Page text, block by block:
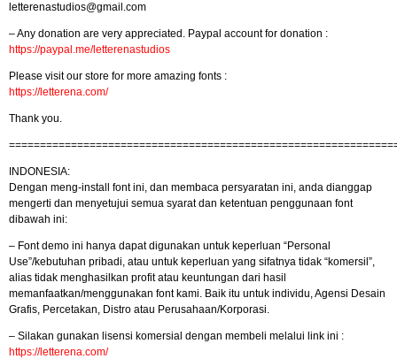
letterenastudios@gmail.com
– Any donation are very appreciated. Paypal account for donation :
https://paypal.me/letterenastudios
Please visit our store for more amazing fonts :
https://letterena.com/
Thank you.
INDONESIA:
Dengan meng-install font ini, dan membaca persyaratan ini, anda dianggap
mengerti dan menyetujui semua syarat dan ketentuan penggunaan font
dibawah ini:
– Font demo ini hanya dapat digunakan untuk keperluan “Personal
Use”/kebutuhan pribadi, atau untuk keperluan yang sifatnya tidak “komersil”,
alias tidak menghasilkan profit atau keuntungan dari hasil
memanfaatkan/menggunakan font kami. Baik itu untuk individu, Agensi Desain
Grafis, Percetakan, Distro atau Perusahaan/Korporasi.
– Silakan gunakan lisensi komersial dengan membeli melalui link ini :
https://letterena.com/